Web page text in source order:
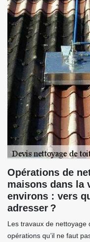
Opérations de
maisons dans la
environs : vers
adresser ?
Les travaux de nettoyage
opérations qu’il ne faut